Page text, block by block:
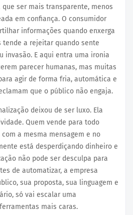
ser mais transparente, menos
em confiança. O consumidor
informações quando enxerga
tende a rejeitar quando sente
invasão. E aqui entra uma ironia
parecer humanas, mas muitas
agir de forma fria, automática e
que o público não engaja.
deixou de ser luxo. Ela
Quem vende para todo
a mesma mensagem e no
está desperdiçando dinheiro e
não pode ser desculpa para
de automatizar, a empresa
sua proposta, sua linguagem e
só vai escalar uma
mais caras.